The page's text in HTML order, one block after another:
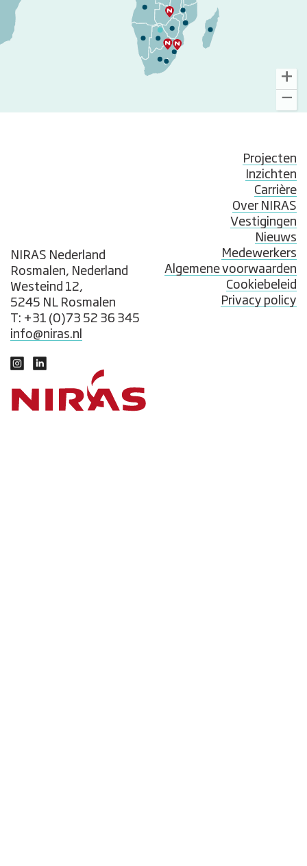
NIRAS Nederland
Rosmalen, Nederland
Westeind 12,
5245 NL Rosmalen
T: +31 (0)73 52 36 345
info@niras.nl
Projecten
Inzichten
Carrière
Over NIRAS
Vestigingen
Nieuws
Medewerkers
Algemene voorwaarden
Cookiebeleid
Privacy policy